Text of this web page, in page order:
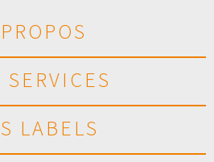
SERVICES
LABELS